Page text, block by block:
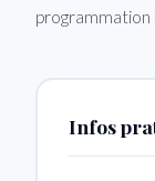
programmation
Infos